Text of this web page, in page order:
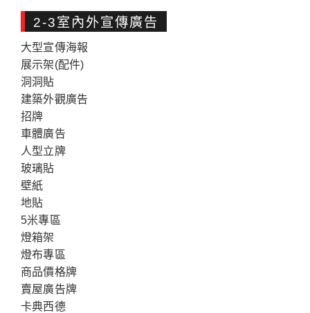
2-3室內外宣傳廣告
大型宣傳海報
展示架(配件)
洞洞貼
建築外觀廣告
招牌
車體廣告
人型立牌
玻璃貼
壁紙
地貼
5米專區
燈箱架
燈布專區
商品價格牌
賣屋廣告牌
卡典西德